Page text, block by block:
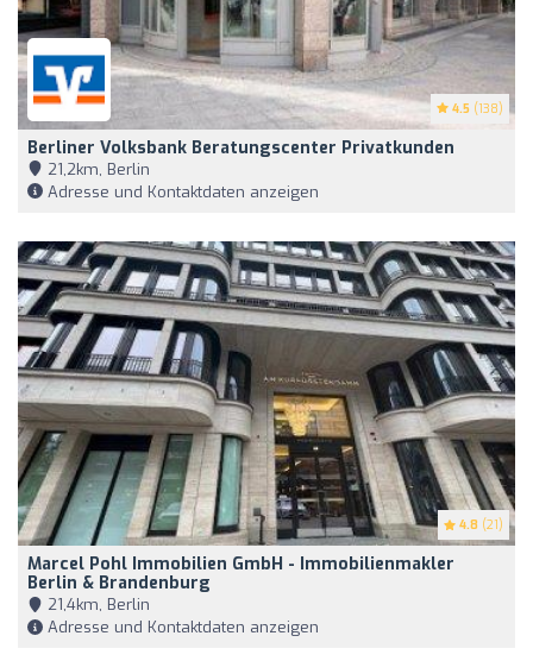
4.5 (138)
Berliner Volksbank Beratungscenter Privatkunden
21,2km, Berlin
Adresse und Kontaktdaten anzeigen
4.8 (21)
Marcel Pohl Immobilien GmbH - Immobilienmakler
Berlin & Brandenburg
21,4km, Berlin
Adresse und Kontaktdaten anzeigen